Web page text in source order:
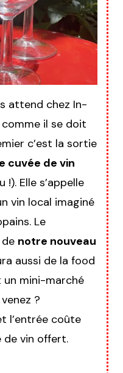
attend chez In-
il se doit
c’est la sortie
cuvée de vin
!). Elle s’appelle
vin local imaginé
Le
notre nouveau
aussi de la food
mini-marché
?
l’entrée coûte
de vin offert.